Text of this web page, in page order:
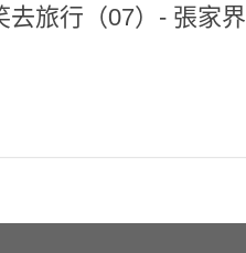
去旅行（07）- 張家界